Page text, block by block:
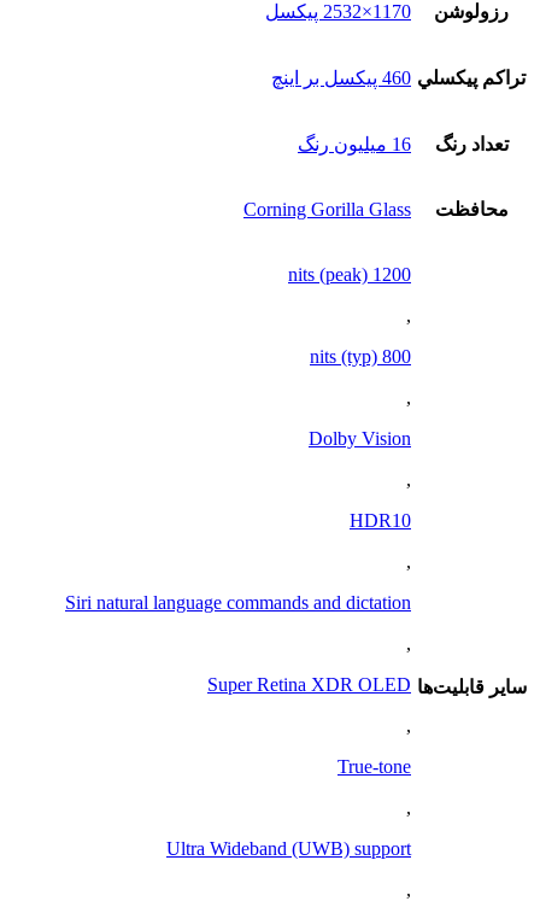
رزولوشن 1170×2532 پیکسل
تراکم پيکسلي 460 پیکسل بر اینچ
تعداد رنگ 16 ميليون رنگ
محافظت Corning Gorilla Glass
ساير قابليت‌ها
1200 nits (peak)
,
800 nits (typ)
,
Dolby Vision
,
HDR10
,
Siri natural language commands and dictation
,
Super Retina XDR OLED
,
True-tone
,
Ultra Wideband (UWB) support
,